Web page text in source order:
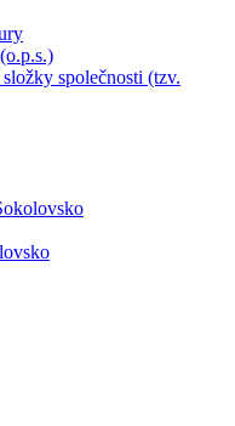
společnosti (tzv.